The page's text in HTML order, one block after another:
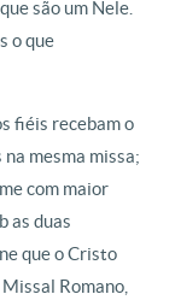
são um Nele.
o que
fiéis recebam o
mesma missa;
com maior
as duas
que o Cristo
Romano,